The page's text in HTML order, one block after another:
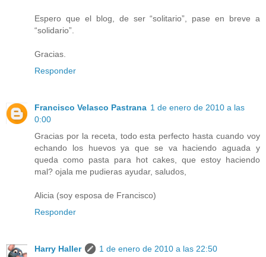
Espero que el blog, de ser “solitario”, pase en breve a
“solidario”.
Gracias.
Responder
Francisco Velasco Pastrana 1 de enero de 2010 a las
0:00
Gracias por la receta, todo esta perfecto hasta cuando voy
echando los huevos ya que se va haciendo aguada y
queda como pasta para hot cakes, que estoy haciendo
mal? ojala me pudieras ayudar, saludos,
Alicia (soy esposa de Francisco)
Responder
Harry Haller
1 de enero de 2010 a las 22:50